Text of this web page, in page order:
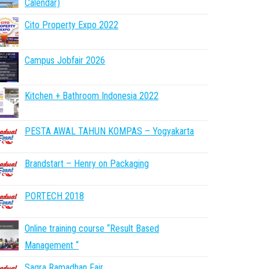
Calendar)
Cito Property Expo 2022
Campus Jobfair 2026
Kitchen + Bathroom Indonesia 2022
PESTA AWAL TAHUN KOMPAS – Yogyakarta
Brandstart – Henry on Packaging
PORTECH 2018
Online training course “Result Based
Management “